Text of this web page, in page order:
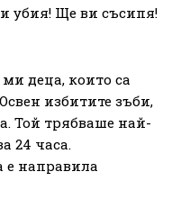
убия! Ще ви съсипя!
деца, които са
избитите зъби,
Той трябваше най-
24 часа.
е направила